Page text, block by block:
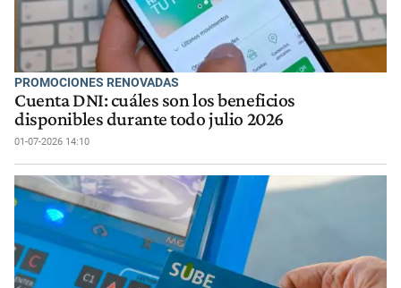
PROMOCIONES RENOVADAS
Cuenta DNI: cuáles son los beneficios
disponibles durante todo julio 2026
01-07-2026 14:10